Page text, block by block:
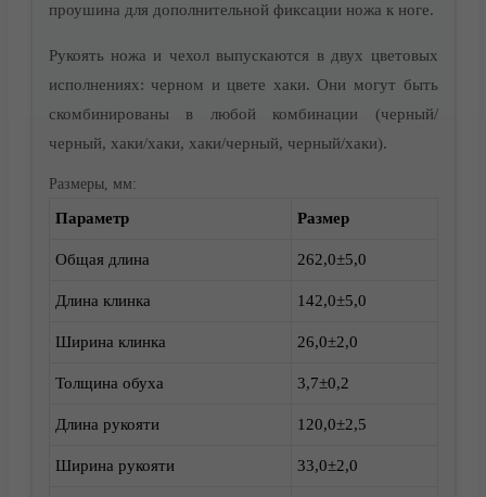
Доставка
проушина для дополнительной фиксации ножа к ноге.
Рукоять ножа и чехол выпускаются в двух цветовых
исполнениях: черном и цвете хаки. Они могут быть
скомбинированы в любой комбинации (черный/
черный, хаки/хаки, хаки/черный, черный/хаки).
Размеры, мм:
Параметр
Размер
Общая длина 262,0±5,0
Длина клинка 142,0±5,0
Ширина клинка 26,0±2,0
Толщина обуха 3,7±0,2
Длина рукояти 120,0±2,5
Ширина рукояти 33,0±2,0